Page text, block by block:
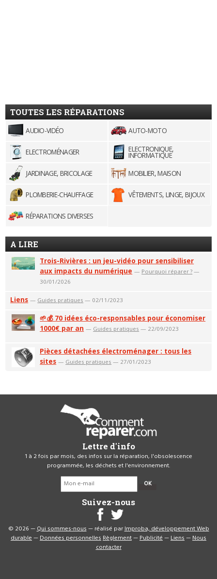
TOUTES LES RÉPARATIONS
AUDIO-VIDÉO AUTO-MOTO
ELECTROMÉNAGER ELECTRONIQUE,
INFORMATIQUE
JARDINAGE, BRICOLAGE
MOBILIER, MAISON
PLOMBERIE-CHAUFFAGE VÊTEMENTS, LINGE, BIJOUX
RÉPARATIONS DIVERSES
A LIRE
Trois-Rivières : un jeu-vidéo pour sensibiliser
aux impacts du numérique — Pourquoi réparer ? —
30/01/2026
Liens — Guides pratiques — 02/11/2023
🌱💰 70 idées éco-responsables pour économiser
1000€ par an — Guides pratiques — 22/09/2023
Pièces détachées électroménager : tous les
sites — Guides pratiques — 27/01/2023
Lettre d'info
1 à 2 fois par mois, des infos sur la réparation, l'obsolescence
programmée, les déchets et l'environnement.
OK
Suivez-nous
© 2026 —Qui sommes-nous— réalisé parImproba, développement Web
durable—Données personnellesRèglement—Publicité—Liens—Nous
contacter